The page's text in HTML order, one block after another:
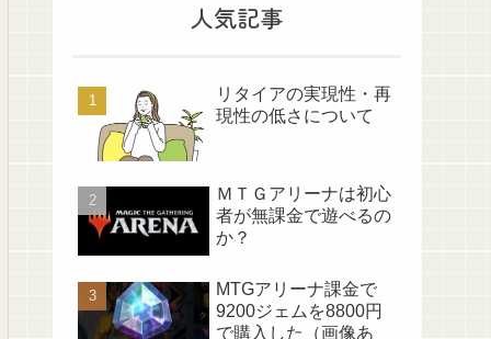
人気記事
リタイアの実現性・再
現性の低さについて
ＭＴＧアリーナは初心
者が無課金で遊べるの
か？
MTGアリーナ課金で
9200ジェムを8800円
で購入した（画像あ